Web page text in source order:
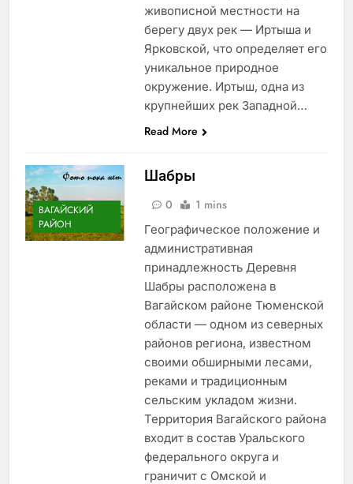
живописной местности на
берегу двух рек — Иртыша и
Ярковской, что определяет его
уникальное природное
окружение. Иртыш, одна из
крупнейших рек Западной…
Read More
ВАГАЙСКИЙ
РАЙОН
Шабры
0 1 mins
Географическое положение и
административная
принадлежность Деревня
Шабры расположена в
Вагайском районе Тюменской
области — одном из северных
районов региона, известном
своими обширными лесами,
реками и традиционным
сельским укладом жизни.
Территория Вагайского района
входит в состав Уральского
федерального округа и
граничит с Омской и